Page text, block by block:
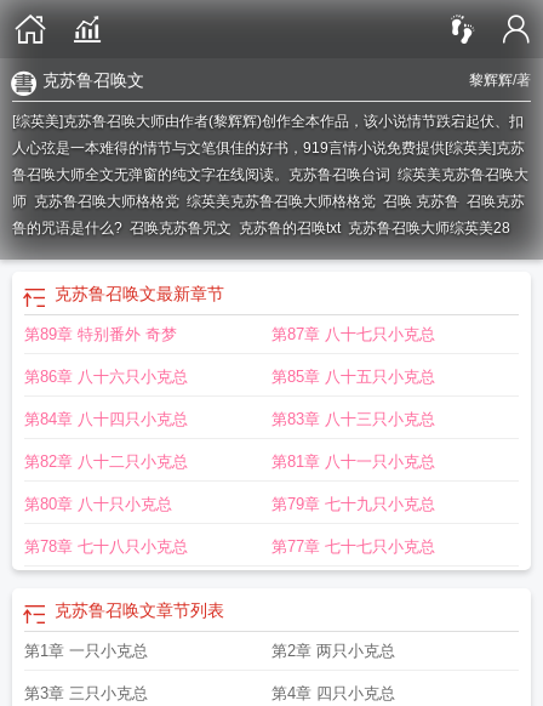
黎辉辉/著
克苏鲁召唤文
[综英美]克苏鲁召唤大师由作者(黎辉辉)创作全本作品，该小说情节跌宕起伏、扣
人心弦是一本难得的情节与文笔俱佳的好书，919言情小说免费提供[综英美]克苏
鲁召唤大师全文无弹窗的纯文字在线阅读。 克苏鲁召唤台词 综英美克苏鲁召唤大
师 克苏鲁召唤大师格格党 综英美克苏鲁召唤大师格格党 召唤 克苏鲁 召唤克苏
鲁的咒语是什么? 召唤克苏鲁咒文 克苏鲁的召唤txt 克苏鲁召唤大师综英美28
克苏鲁召唤文最新章节
第89章 特别番外 奇梦 第87章 八十七只小克总
第86章 八十六只小克总 第85章 八十五只小克总
第84章 八十四只小克总 第83章 八十三只小克总
第82章 八十二只小克总 第81章 八十一只小克总
第80章 八十只小克总 第79章 七十九只小克总
第78章 七十八只小克总 第77章 七十七只小克总
克苏鲁召唤文章节列表
第1章 一只小克总 第2章 两只小克总
第3章 三只小克总 第4章 四只小克总